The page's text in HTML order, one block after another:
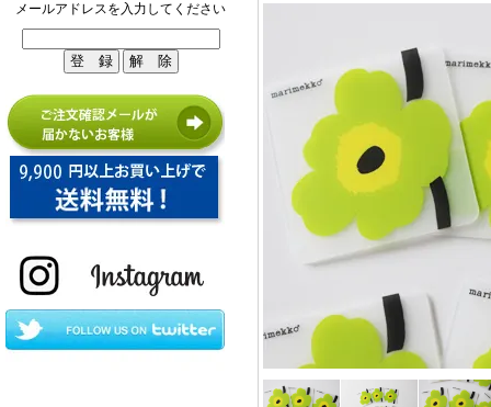
メールアドレスを入力してください